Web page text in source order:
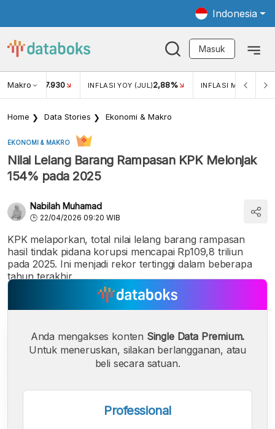
Indonesia
Masuk
Makro
USD/IDR 17.930 INFLASI YOY (JUL)2,88% INFLASI MOM (JUL)
Home Data Stories Ekonomi & Makro
EKONOMI & MAKRO
Nilai Lelang Barang Rampasan KPK Melonjak
154% pada 2025
Nabilah Muhamad
22/04/2026 09:20 WIB
KPK melaporkan, total nilai lelang barang rampasan
hasil tindak pidana korupsi mencapai Rp109,8 triliun
pada 2025. Ini menjadi rekor tertinggi dalam beberapa
tahun terakhir.
Anda mengakses konten Single Data Premium.
Untuk meneruskan, silakan berlangganan, atau
beli secara satuan.
Professional